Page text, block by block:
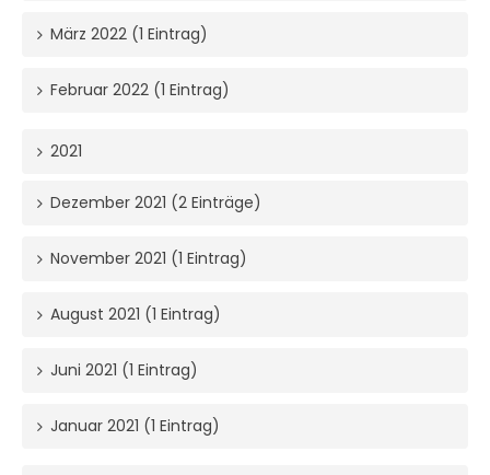
März 2022 (1 Eintrag)
Februar 2022 (1 Eintrag)
2021
Dezember 2021 (2 Einträge)
November 2021 (1 Eintrag)
August 2021 (1 Eintrag)
Juni 2021 (1 Eintrag)
Januar 2021 (1 Eintrag)